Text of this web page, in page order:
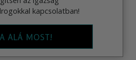
kapcsolatban!
ALÁ MOST!